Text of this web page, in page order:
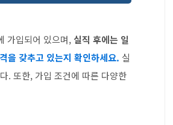
가입되어 있으며, 실직 후에는 일
을 갖추고 있는지 확인하세요. 실
. 또한, 가입 조건에 따른 다양한